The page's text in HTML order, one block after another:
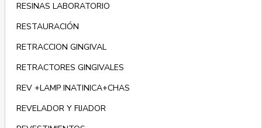
RESINAS LABORATORIO
RESTAURACIÓN
RETRACCION GINGIVAL
RETRACTORES GINGIVALES
REV +LAMP INATINICA+CHAS
REVELADOR Y FIJADOR